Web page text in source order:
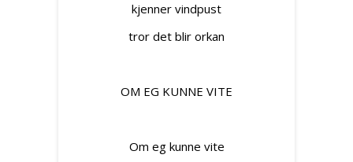
kjenner vindpust
tror det blir orkan
OM EG KUNNE VITE
Om eg kunne vite